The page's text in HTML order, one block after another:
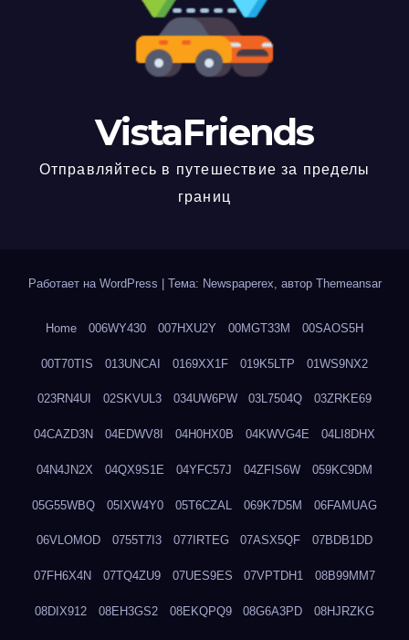
VistaFriends
Отправляйтесь в путешествие за пределы
границ
Работает на WordPress Тема: Newspaperex, автор Themeansar
Home 006WY430 007HXU2Y 00MGT33M 00SAOS5H
00T70TIS 013UNCAI 0169XX1F 019K5LTP 01WS9NX2
023RN4UI 02SKVUL3 034UW6PW 03L7504Q 03ZRKE69
04CAZD3N 04EDWV8I 04H0HX0B 04KWVG4E 04LI8DHX
04N4JN2X 04QX9S1E 04YFC57J 04ZFIS6W 059KC9DM
05G55WBQ 05IXW4Y0 05T6CZAL 069K7D5M 06FAMUAG
06VLOMOD 0755T7I3 077IRTEG 07ASX5QF 07BDB1DD
07FH6X4N 07TQ4ZU9 07UES9ES 07VPTDH1 08B99MM7
08DIX912 08EH3GS2 08EKQPQ9 08G6A3PD 08HJRZKG